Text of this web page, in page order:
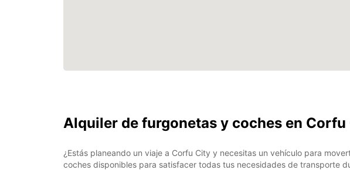
Alquiler de furgonetas y coches en Corfu
¿Estás planeando un viaje a Corfu City y necesitas un vehículo para
coches disponibles para satisfacer todas tus necesidades de transporte